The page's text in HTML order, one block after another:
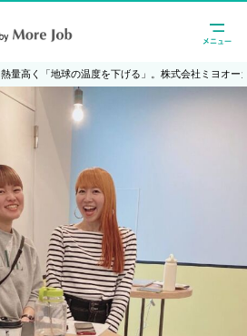
熱量高く「地球の温度を下げる」。株式会社ミヨオー